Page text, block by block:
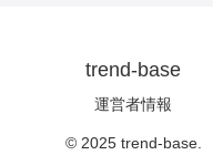
trend-base
運営者情報
© 2025 trend-base.